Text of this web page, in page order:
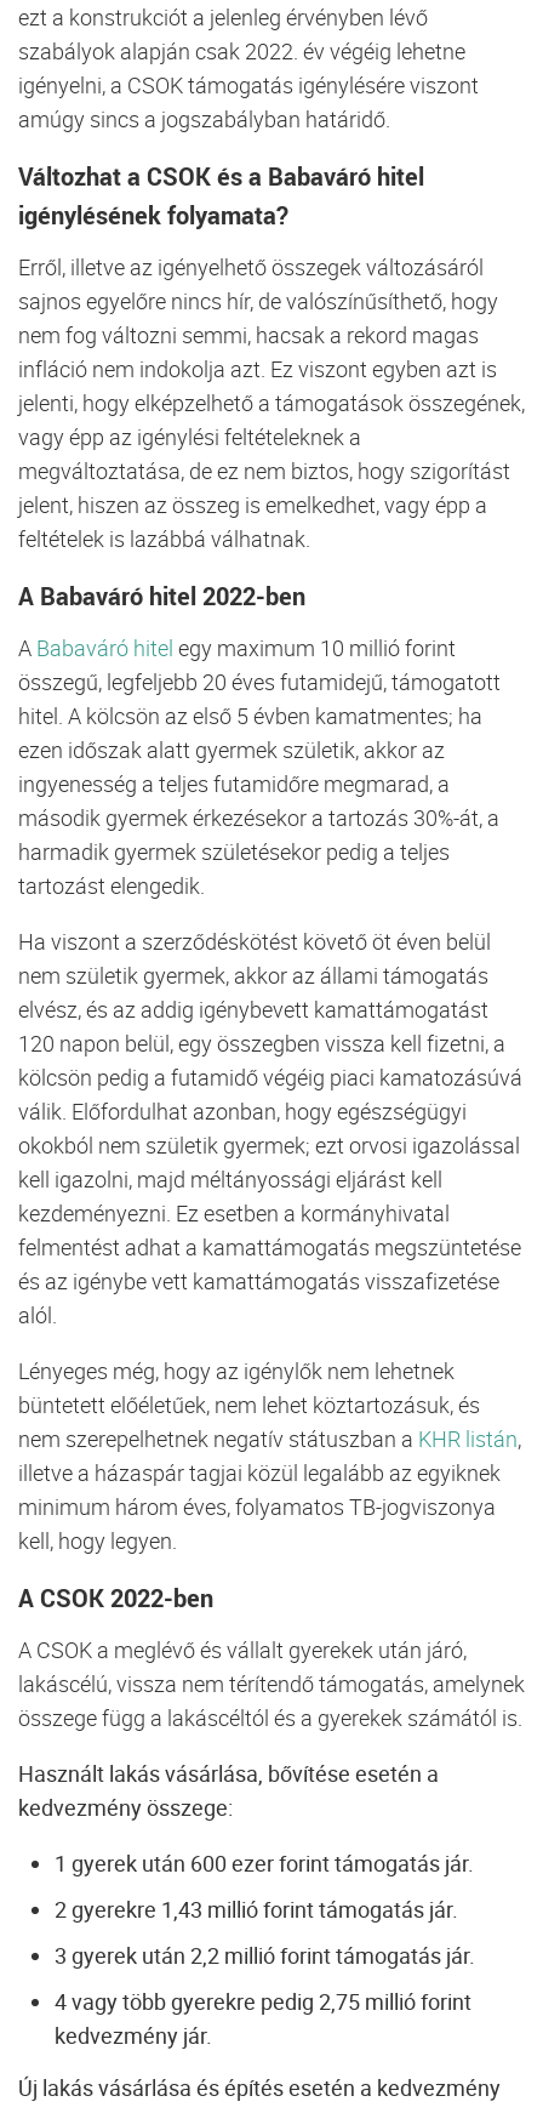
ezt a konstrukciót a jelenleg érvényben lévő
szabályok alapján csak 2022. év végéig lehetne
igényelni, a CSOK támogatás igénylésére viszont
amúgy sincs a jogszabályban határidő.
Változhat a CSOK és a Babaváró hitel
igénylésének folyamata?
Erről, illetve az igényelhető összegek változásáról
sajnos egyelőre nincs hír, de valószínűsíthető, hogy
nem fog változni semmi, hacsak a rekord magas
infláció nem indokolja azt. Ez viszont egyben azt is
jelenti, hogy elképzelhető a támogatások összegének,
vagy épp az igénylési feltételeknek a
megváltoztatása, de ez nem biztos, hogy szigorítást
jelent, hiszen az összeg is emelkedhet, vagy épp a
feltételek is lazábbá válhatnak.
A Babaváró hitel 2022-ben
A Babaváró hitel egy maximum 10 millió forint
összegű, legfeljebb 20 éves futamidejű, támogatott
hitel. A kölcsön az első 5 évben kamatmentes; ha
ezen időszak alatt gyermek születik, akkor az
ingyenesség a teljes futamidőre megmarad, a
második gyermek érkezésekor a tartozás 30%-át, a
harmadik gyermek születésekor pedig a teljes
tartozást elengedik.
Ha viszont a szerződéskötést követő öt éven belül
nem születik gyermek, akkor az állami támogatás
elvész, és az addig igénybevett kamattámogatást
120 napon belül, egy összegben vissza kell fizetni, a
kölcsön pedig a futamidő végéig piaci kamatozásúvá
válik. Előfordulhat azonban, hogy egészségügyi
okokból nem születik gyermek; ezt orvosi igazolással
kell igazolni, majd méltányossági eljárást kell
kezdeményezni. Ez esetben a kormányhivatal
felmentést adhat a kamattámogatás megszüntetése
és az igénybe vett kamattámogatás visszafizetése
alól.
Lényeges még, hogy az igénylők nem lehetnek
büntetett előéletűek, nem lehet köztartozásuk, és
nem szerepelhetnek negatív státuszban a KHR listán,
illetve a házaspár tagjai közül legalább az egyiknek
minimum három éves, folyamatos TB-jogviszonya
kell, hogy legyen.
A CSOK 2022-ben
A CSOK a meglévő és vállalt gyerekek után járó,
lakáscélú, vissza nem térítendő támogatás, amelynek
összege függ a lakáscéltól és a gyerekek számától is.
Használt lakás vásárlása, bővítése esetén a
kedvezmény összege:
1 gyerek után 600 ezer forint támogatás jár.
2 gyerekre 1,43 millió forint támogatás jár.
3 gyerek után 2,2 millió forint támogatás jár.
4 vagy több gyerekre pedig 2,75 millió forint
kedvezmény jár.
Új lakás vásárlása és építés esetén a kedvezmény